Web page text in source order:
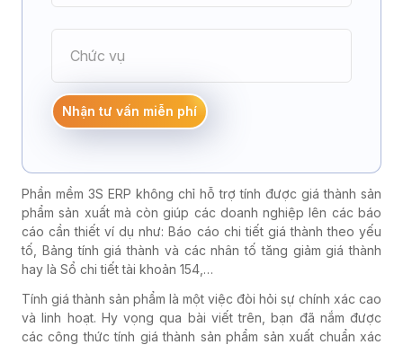
Điện tử
Bao bì - In ấn
Đúc nhựa
Dược phẩm
Nhận tư vấn miễn phí
Phần mềm 3S ERP không chỉ hỗ trợ tính được giá thành sản
phẩm sản xuất mà còn giúp các doanh nghiệp lên các báo
cáo cần thiết ví dụ như: Báo cáo chi tiết giá thành theo yếu
tố, Bảng tính giá thành và các nhân tố tăng giảm giá thành
hay là Sổ chi tiết tài khoản 154,…
Tính giá thành sản phẩm là một việc đòi hỏi sự chính xác cao
và linh hoạt. Hy vọng qua bài viết trên, bạn đã nắm được
các công thức tính giá thành sản phẩm sản xuất chuẩn xác